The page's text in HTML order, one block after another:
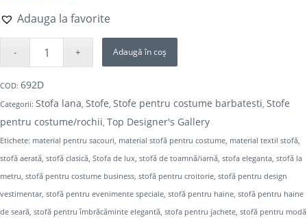
Adauga la favorite
Adaugă în coș
COD: 692D
Categorii: Stofa lana, Stofe, Stofe pentru costume barbatesti, Stofe
pentru costume/rochii, Top Designer's Gallery
Etichete: material pentru sacouri, material stofă pentru costume, material textil stofă,
stofă aerată, stofă clasică, Stofa de lux, stofă de toamnă/iarnă, stofa eleganta, stofă la
metru, stofă pentru costume business, stofă pentru croitorie, stofă pentru design
vestimentar, stofă pentru evenimente speciale, stofă pentru haine, stofă pentru haine
de seară, stofă pentru îmbrăcăminte elegantă, stofa pentru jachete, stofă pentru modă